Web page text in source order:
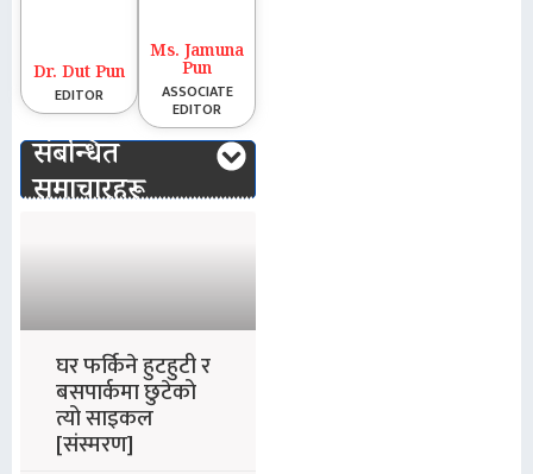
Dr. Dut Pun
EDITOR
Ms. Jamuna
Pun
ASSOCIATE
EDITOR
संबन्धित
समाचारहरू
घर फर्किने हुटहुटी र
बसपार्कमा छुटेको
त्यो साइकल
[संस्मरण]